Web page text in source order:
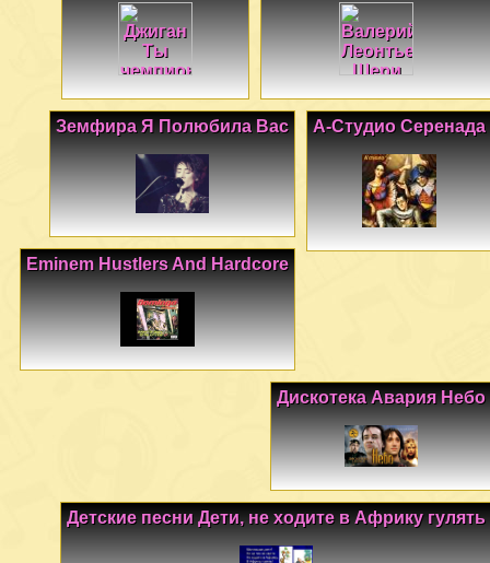
А-Студио Серенада
Земфира Я Полюбила Вас
Eminem Hustlers And Hardcore
Дискотека Авария Небо
Детские песни Дети, не ходите в Африку гулять